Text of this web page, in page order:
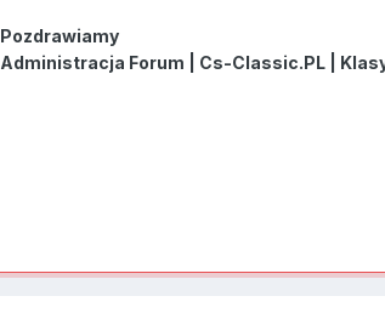
Pozdrawiamy
Administracja Forum | Cs-Classic.PL |